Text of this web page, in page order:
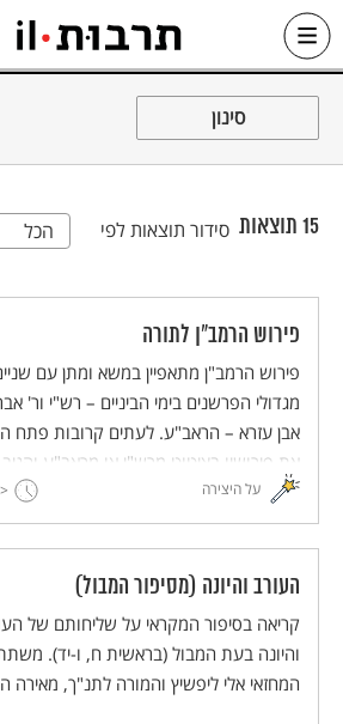
Skip
כל האתר
סינון
15 תוצאות סידור תוצאות לפי הכל
פירוש הרמב"ן לתורה
פירוש הרמב"ן מתאפיין במשא ומתן עם
מגדולי הפרשנים בימי הביניים – רש"י ור'
אבן עזרא – הראב"ע. לעתים קרובות פתח
את פירושיו בציטוט מרש"י או מראב"ע והגיב
לפירושיהם. לא פעם התעמת עם גדול
היהודים – הרמב"ם.
על היצירה < 1
העורב והיונה (מסיפור המבול)
קריאה בסיפור המקראי על שליחותם של
והיונה בעת המבול (בראשית ח, ו-יד).
המחזאי אלי ליפשיץ והמורה לתנ"ך, מאירה